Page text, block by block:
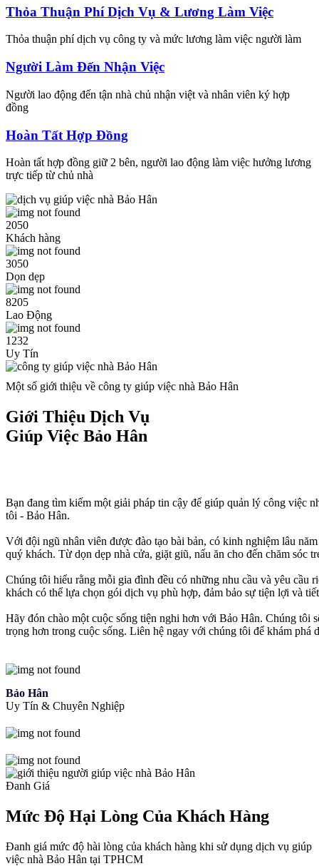
Thỏa Thuận Phí Dịch Vụ & Lương Làm Việc
Thỏa thuận phí dịch vụ công ty và mức lương làm việc người làm
Người Làm Đến Nhận Việc
Người lao động đến tận nhà chủ nhận việt và nhân viên ký hợp
đồng
Hoàn Tất Hợp Đồng
Hoàn tất hợp đồng giữ 2 bên, người lao động làm việc hưởng lương
trực tiếp từ chủ nhà
2050
Khách hàng
3050
Dọn dẹp
8205
Lao Động
1232
Uy Tín
Một số giới thiệu về công ty giúp việc nhà Bảo Hân
Giới Thiệu Dịch Vụ
Giúp Việc Bảo Hân
Bạn đang tìm kiếm một giải pháp tin cậy để giúp quản lý công việc
tôi - Bảo Hân.
Với đội ngũ nhân viên được đào tạo bài bản, có kinh nghiệm lâu
quý khách. Từ dọn dẹp nhà cửa, giặt giũ, nấu ăn cho đến chăm sóc
Chúng tôi hiểu rằng mỗi gia đình đều có những nhu cầu và yêu
khách có thể lựa chọn gói dịch vụ phù hợp, đảm bảo sự tiện lợi và
Hãy đón chào một cuộc sống tiện nghi hơn với Bảo Hân. Chúng tôi
trọng hơn trong cuộc sống. Liên hệ ngay với chúng tôi để khám phá
Bảo Hân
Uy Tín & Chuyên Nghiệp
Đanh Giá
Mức Độ Hại Lòng Của Khách Hàng
Đanh giá mức độ hài lòng của khách hàng khi sử dụng dịch vụ giúp
việc nhà Bảo Hân tại TPHCM